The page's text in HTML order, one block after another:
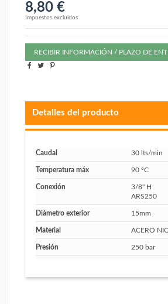
8,80 €
Impuestos excluidos
RECIBIR INFORMACIÓN / PLAZO DE
Detalles del producto
Caudal 30 lts/min
Temperatura máx 90 ºC
Conexión
3/8" H
ARS250
Diámetro exterior 15mm
Material ACERO
Presión 250 bar